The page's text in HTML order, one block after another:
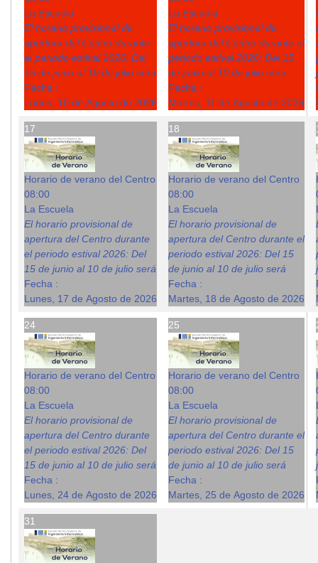
La Escuela
El horario provisional de
apertura del Centro durante
el periodo estival 2026: Del
15 de junio al 10 de julio será
Fecha :
Lunes, 10 de Agosto de 2026
La Escuela
El horario provisional de
apertura del Centro durante el
periodo estival 2026: Del 15
de junio al 10 de julio será
Fecha :
Martes, 11 de Agosto de 2026
17
Horario de verano del Centro
08:00
La Escuela
El horario provisional de
apertura del Centro durante
el periodo estival 2026: Del
15 de junio al 10 de julio será
Fecha :
Lunes, 17 de Agosto de 2026
18
Horario de verano del Centro
08:00
La Escuela
El horario provisional de
apertura del Centro durante el
periodo estival 2026: Del 15
de junio al 10 de julio será
Fecha :
Martes, 18 de Agosto de 2026
24
Horario de verano del Centro
08:00
La Escuela
El horario provisional de
apertura del Centro durante
el periodo estival 2026: Del
15 de junio al 10 de julio será
Fecha :
Lunes, 24 de Agosto de 2026
25
Horario de verano del Centro
08:00
La Escuela
El horario provisional de
apertura del Centro durante el
periodo estival 2026: Del 15
de junio al 10 de julio será
Fecha :
Martes, 25 de Agosto de 2026
31